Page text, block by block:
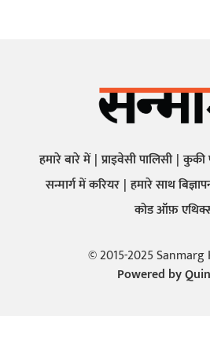
हमारे बारे में प्राइवेसी पालिसी कुकी
सन्मार्ग में करियर हमारे साथ
कोड ऑफ़
© 2015-2025
Powered by